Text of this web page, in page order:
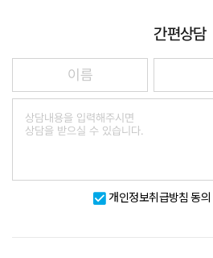
간편상담
개인정보취급방침 동의